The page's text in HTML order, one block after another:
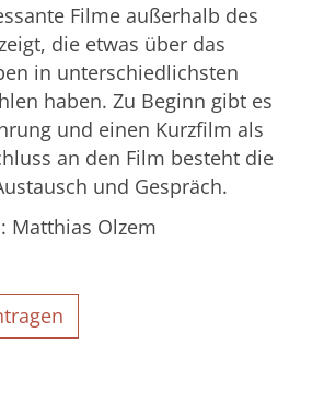
Filme außerhalb des
die etwas über das
in unterschiedlichsten
haben. Zu Beginn gibt es
und einen Kurzfilm als
an den Film besteht die
und Gespräch.
Matthias Olzem